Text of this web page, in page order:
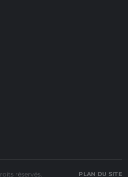
réservés. PLAN DU SITE